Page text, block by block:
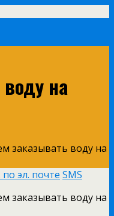
на
эл. почте SMS